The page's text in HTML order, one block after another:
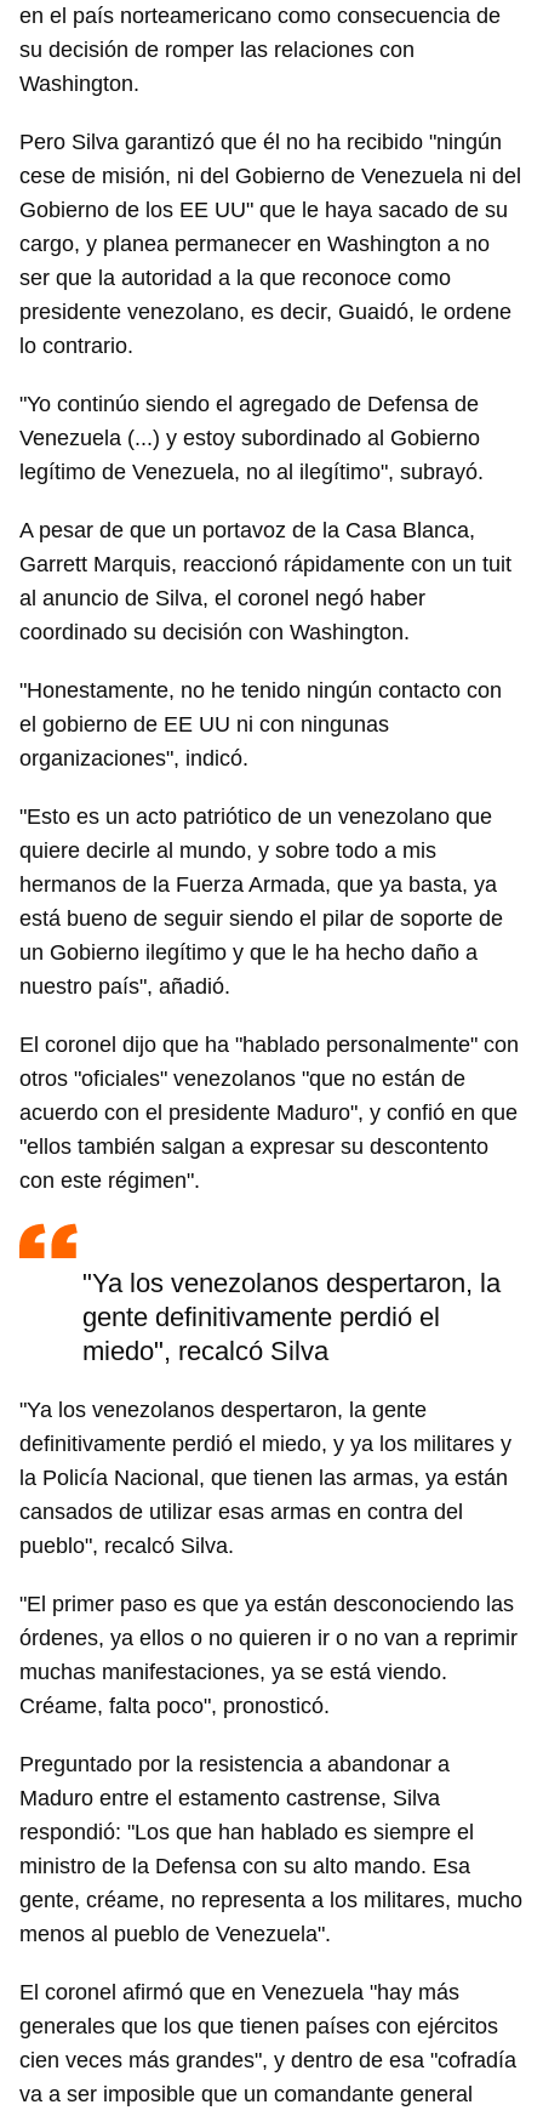
Guardar como favorito
Para poder guardar como favorito, primero has de
iniciar sesión con tu cuenta de 14ymedio.
INICIAR SESIÓN CANCELAR
en el país norteamericano como consecuencia de
su decisión de romper las relaciones con
Washington.
Pero Silva garantizó que él no ha recibido "ningún
cese de misión, ni del Gobierno de Venezuela ni del
Gobierno de los EE UU" que le haya sacado de su
cargo, y planea permanecer en Washington a no
ser que la autoridad a la que reconoce como
presidente venezolano, es decir, Guaidó, le ordene
lo contrario.
"Yo continúo siendo el agregado de Defensa de
Venezuela (...) y estoy subordinado al Gobierno
legítimo de Venezuela, no al ilegítimo", subrayó.
A pesar de que un portavoz de la Casa Blanca,
Garrett Marquis, reaccionó rápidamente con un tuit
al anuncio de Silva, el coronel negó haber
coordinado su decisión con Washington.
"Honestamente, no he tenido ningún contacto con
el gobierno de EE UU ni con ningunas
organizaciones", indicó.
"Esto es un acto patriótico de un venezolano que
quiere decirle al mundo, y sobre todo a mis
hermanos de la Fuerza Armada, que ya basta, ya
está bueno de seguir siendo el pilar de soporte de
un Gobierno ilegítimo y que le ha hecho daño a
nuestro país", añadió.
El coronel dijo que ha "hablado personalmente" con
otros "oficiales" venezolanos "que no están de
acuerdo con el presidente Maduro", y confió en que
"ellos también salgan a expresar su descontento
con este régimen".
"Ya los venezolanos despertaron, la
gente definitivamente perdió el
miedo", recalcó Silva
"Ya los venezolanos despertaron, la gente
definitivamente perdió el miedo, y ya los militares y
la Policía Nacional, que tienen las armas, ya están
cansados de utilizar esas armas en contra del
pueblo", recalcó Silva.
"El primer paso es que ya están desconociendo las
órdenes, ya ellos o no quieren ir o no van a reprimir
muchas manifestaciones, ya se está viendo.
Créame, falta poco", pronosticó.
Preguntado por la resistencia a abandonar a
Maduro entre el estamento castrense, Silva
respondió: "Los que han hablado es siempre el
ministro de la Defensa con su alto mando. Esa
gente, créame, no representa a los militares, mucho
menos al pueblo de Venezuela".
El coronel afirmó que en Venezuela "hay más
generales que los que tienen países con ejércitos
cien veces más grandes", y dentro de esa "cofradía
va a ser imposible que un comandante general